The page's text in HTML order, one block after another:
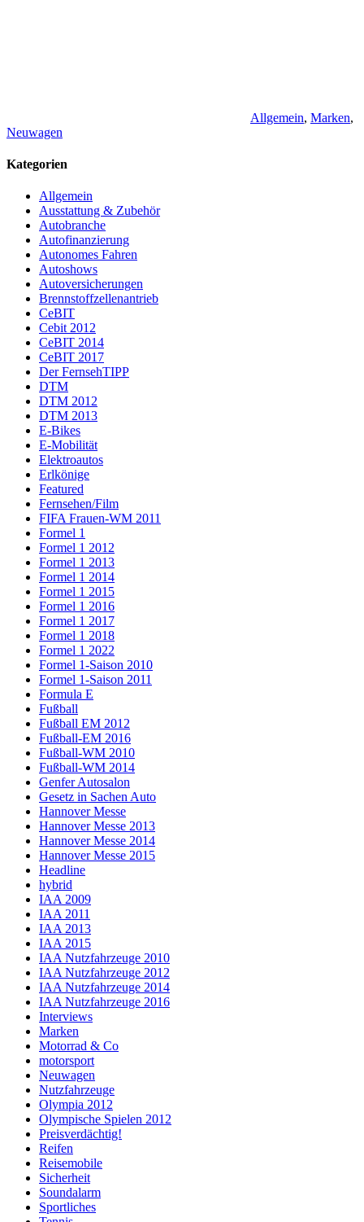
Allgemein, Marken,
Neuwagen
Kategorien
Allgemein
Ausstattung & Zubehör
Autobranche
Autofinanzierung
Autonomes Fahren
Autoshows
Autoversicherungen
Brennstoffzellenantrieb
CeBIT
Cebit 2012
CeBIT 2014
CeBIT 2017
Der FernsehTIPP
DTM
DTM 2012
DTM 2013
E-Bikes
E-Mobilität
Elektroautos
Erlkönige
Featured
Fernsehen/Film
FIFA Frauen-WM 2011
Formel 1
Formel 1 2012
Formel 1 2013
Formel 1 2014
Formel 1 2015
Formel 1 2016
Formel 1 2017
Formel 1 2018
Formel 1 2022
Formel 1-Saison 2010
Formel 1-Saison 2011
Formula E
Fußball
Fußball EM 2012
Fußball-EM 2016
Fußball-WM 2010
Fußball-WM 2014
Genfer Autosalon
Gesetz in Sachen Auto
Hannover Messe
Hannover Messe 2013
Hannover Messe 2014
Hannover Messe 2015
Headline
hybrid
IAA 2009
IAA 2011
IAA 2013
IAA 2015
IAA Nutzfahrzeuge 2010
IAA Nutzfahrzeuge 2012
IAA Nutzfahrzeuge 2014
IAA Nutzfahrzeuge 2016
Interviews
Marken
Motorrad & Co
motorsport
Neuwagen
Nutzfahrzeuge
Olympia 2012
Olympische Spielen 2012
Preisverdächtig!
Reifen
Reisemobile
Sicherheit
Soundalarm
Sportliches